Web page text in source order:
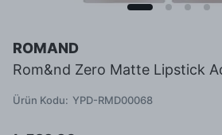
ROMAND
Rom&nd Zero Matte Lipstick
Ürün Kodu: YPD-RMD00068